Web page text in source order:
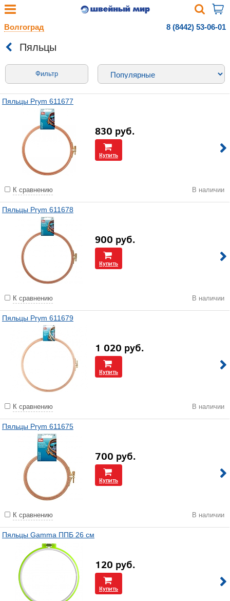
Волгоград 8 (8442) 53-06-01
Пяльцы
Фильтр
Пяльцы Prym 611677
830 руб.
Купить
К сравнению В наличии
Пяльцы Prym 611678
900 руб.
Купить
К сравнению В наличии
Пяльцы Prym 611679
1 020 руб.
Купить
К сравнению В наличии
Пяльцы Prym 611675
700 руб.
Купить
К сравнению В наличии
Пяльцы Gamma ППБ 26 см
120 руб.
Купить